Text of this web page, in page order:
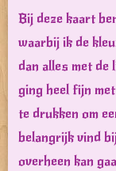
Bij deze kaart
waarbij ik de
dan alles met
ging heel fijn
te drukken om
belangrijk vind
overheen kan